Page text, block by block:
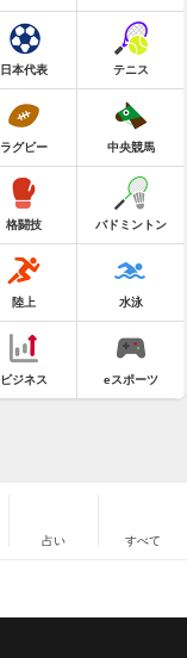
日本代表 テニス
ラグビー 中央競馬
格闘技 バドミントン
陸上 水泳
ビジネス eスポーツ
占い すべて